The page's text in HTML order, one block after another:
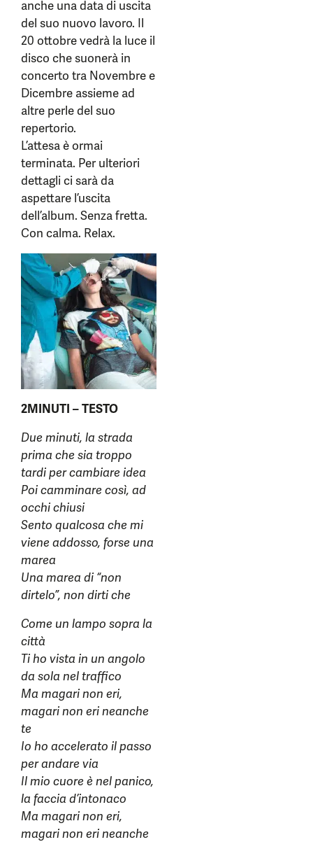
anche una data di uscita
del suo nuovo lavoro. Il
20 ottobre vedrà la luce il
disco che suonerà in
concerto tra Novembre e
Dicembre assieme ad
altre perle del suo
repertorio.
L’attesa è ormai
terminata. Per ulteriori
dettagli ci sarà da
aspettare l’uscita
dell’album. Senza fretta.
Con calma. Relax.
2MINUTI – TESTO
Due minuti, la strada
prima che sia troppo
tardi per cambiare idea
Poi camminare così, ad
occhi chiusi
Sento qualcosa che mi
viene addosso, forse una
marea
Una marea di “non
dirtelo”, non dirti che
Come un lampo sopra la
città
Ti ho vista in un angolo
da sola nel traffico
Ma magari non eri,
magari non eri neanche
te
Io ho accelerato il passo
per andare via
Il mio cuore è nel panico,
la faccia d’intonaco
Ma magari non eri,
magari non eri neanche